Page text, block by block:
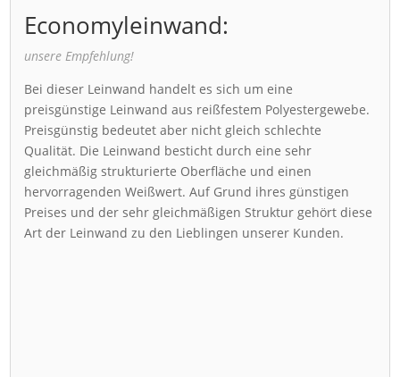
Economyleinwand:
unsere Empfehlung!
Bei dieser Leinwand handelt es sich um eine
preisgünstige Leinwand aus reißfestem Polyestergewebe.
Preisgünstig bedeutet aber nicht gleich schlechte
Qualität. Die Leinwand besticht durch eine sehr
gleichmäßig strukturierte Oberfläche und einen
hervorragenden Weißwert. Auf Grund ihres günstigen
Preises und der sehr gleichmäßigen Struktur gehört diese
Art der Leinwand zu den Lieblingen unserer Kunden.